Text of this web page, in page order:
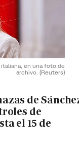
en una foto de
archivo. (Reuters)
de
de
el 15 de